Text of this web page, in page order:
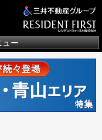
ュー